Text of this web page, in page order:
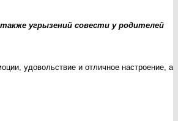
угрызений совести у родителей
удовольствие и отличное настроение, а